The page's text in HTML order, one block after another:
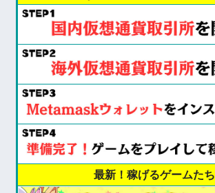
最新！稼げるゲームたち